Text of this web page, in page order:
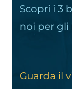
Scopri i 3
noi per
Guarda il